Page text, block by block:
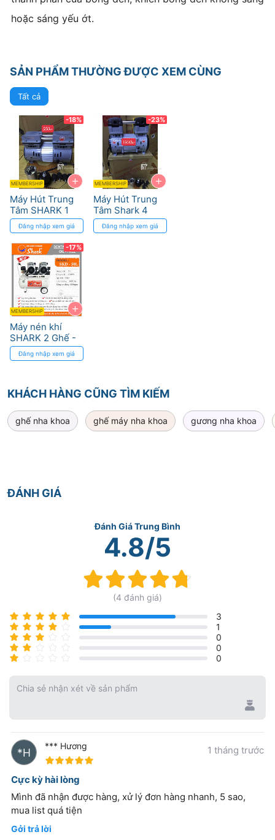
hoặc sáng yếu ớt.
SẢN PHẨM THƯỜNG ĐƯỢC XEM CÙNG
Tất cả
+
-18%
MEMBERSHIP
Máy Hút Trung
Tâm SHARK 1
Ghế - Công Suất
550W, Áp Lực 8
kg/cm2
Đăng nhập xem giá
+
-17%
MEMBERSHIP
Máy nén khí
SHARK 2 Ghế -
Lực Hút 300
l/min
Đăng nhập xem giá
+
-23%
MEMBERSHIP
Máy Hút Trung
Tâm Shark 4
Ghế - Công Suất
1500W
Đăng nhập xem giá
KHÁCH HÀNG CŨNG TÌM KIẾM
ghế nha khoa ghế máy nha khoa gương nha khoa
ĐÁNH GIÁ
Đánh Giá Trung Bình
4.8/5
(4 đánh giá)
3
1
0
0
0
Chia sẻ nhận xét về sản phẩm
*** Hương
1 tháng trước
Cực kỳ hài lòng
Mình đã nhận được hàng, xử lý đơn hàng nhanh, 5 sao,
mua list quá tiện
Gởi trả lời